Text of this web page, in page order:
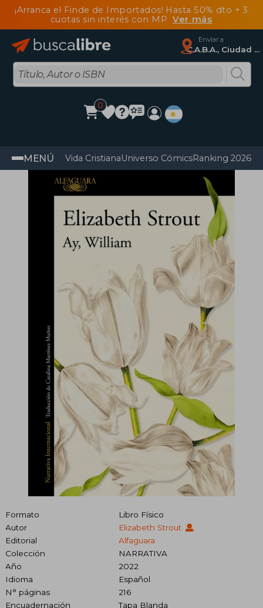
¡Arranca el Finde de Importados! Hasta 50% dto + 3
cuotas sin interés con MP Ver más
Enviar a
C.A.B.A., Ciudad Autónoma De Buenos Aires
0
MENÚ Vida CristianaUniverso CómicsRanking 2026
Formato
Libro Físico
Autor
Elizabeth Strout
Editorial
Alfaguara
Colección
NARRATIVA
Año
2022
Idioma
Español
N° páginas
216
Encuadernación
Tapa Blanda